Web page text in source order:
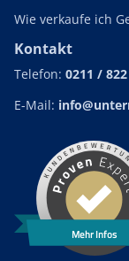
Wie verkaufe ich
Kontakt
Telefon: 0211 /
E-Mail:
Mehr Infos